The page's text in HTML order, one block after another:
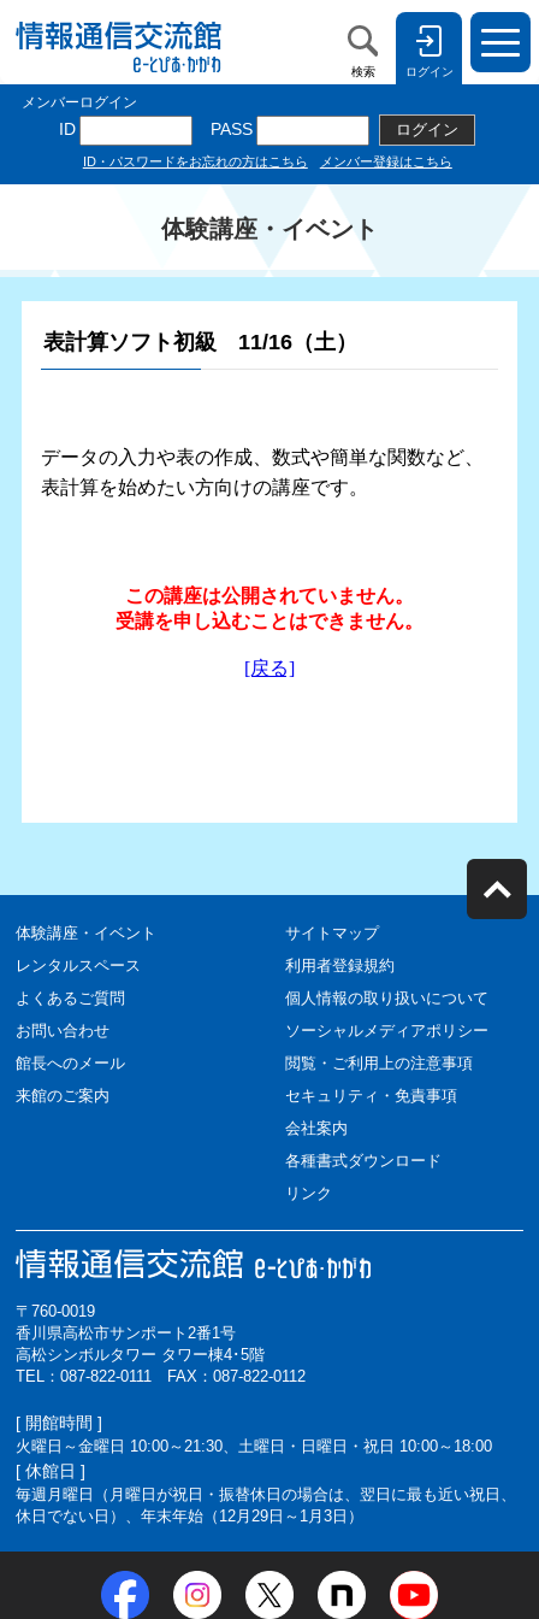
検索 ログイン
体験講座・イベント
表計算ソフト初級 11/16（土）
データの入力や表の作成、数式や簡単な関数など、
表計算を始めたい方向けの講座です。
体験講座・イベント
レンタルスペース
よくあるご質問
お問い合わせ
館長へのメール
来館のご案内
サイトマップ
利用者登録規約
個人情報の取り扱いについて
ソーシャルメディアポリシー
閲覧・ご利用上の注意事項
セキュリティ・免責事項
会社案内
各種書式ダウンロード
リンク
〒760-0019
香川県高松市サンポート2番1号
高松シンボルタワー タワー棟4･5階
TEL：087-822-0111 FAX：087-822-0112
[ 開館時間 ]
火曜日～金曜日 10:00～21:30、土曜日・日曜日・祝日 10:00～18:00
[ 休館日 ]
毎週月曜日（月曜日が祝日・振替休日の場合は、翌日に最も近い祝日、
休日でない日）、年末年始（12月29日～1月3日）